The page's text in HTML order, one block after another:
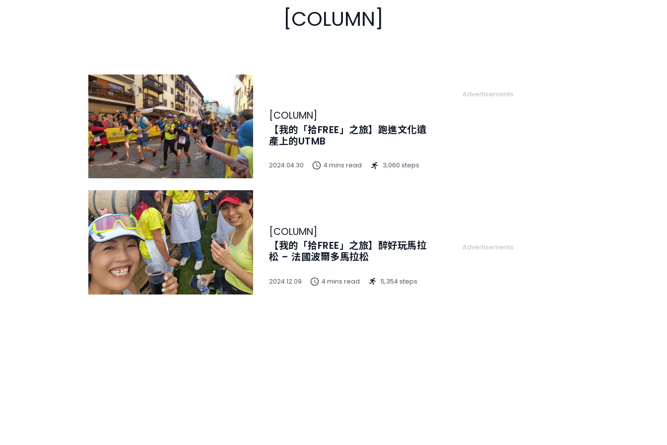
[COLUMN]
COLUMN
【我的「拾FREE」之旅】跑進文化遺
產上的UTMB
2024.04.30 4 mins read 3,060 steps
[COLUMN]
【我的「拾FREE」之旅】醉好玩馬拉
松 – 法國波爾多馬拉松
2024.12.09 4 mins read 5,354 steps
Advertisements
Advertisements